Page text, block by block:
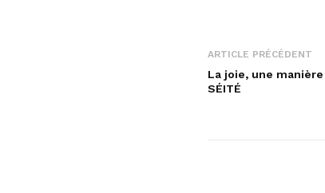
ARTICLE PRÉCÉDENT
La joie, une
SÉITÉ